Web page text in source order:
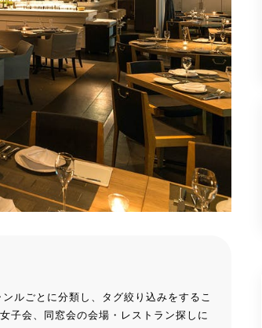
ルごとに分類し、タグ絞り込みをするこ
子会、同窓会の会場・レストラン探しに